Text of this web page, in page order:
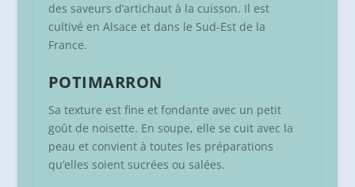
des saveurs d’artichaut à la cuisson. Il est
cultivé en Alsace et dans le Sud-Est de la
France.
POTIMARRON
Sa texture est fine et fondante avec un petit
goût de noisette. En soupe, elle se cuit avec la
peau et convient à toutes les préparations
qu’elles soient sucrées ou salées.